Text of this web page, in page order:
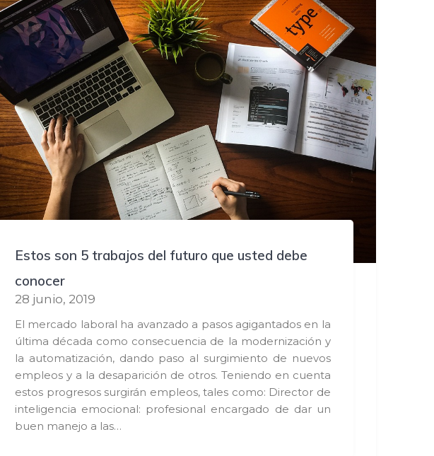
Estos son 5 trabajos del futuro que usted debe
conocer
28 junio, 2019
El mercado laboral ha avanzado a pasos agigantados en la
última década como consecuencia de la modernización y
la automatización, dando paso al surgimiento de nuevos
empleos y a la desaparición de otros. Teniendo en cuenta
estos progresos surgirán empleos, tales como: Director de
inteligencia emocional: profesional encargado de dar un
buen manejo a las…